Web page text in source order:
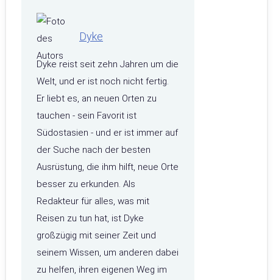
Dyke
Dyke reist seit zehn Jahren um die
Welt, und er ist noch nicht fertig.
Er liebt es, an neuen Orten zu
tauchen - sein Favorit ist
Südostasien - und er ist immer auf
der Suche nach der besten
Ausrüstung, die ihm hilft, neue Orte
besser zu erkunden. Als
Redakteur für alles, was mit
Reisen zu tun hat, ist Dyke
großzügig mit seiner Zeit und
seinem Wissen, um anderen dabei
zu helfen, ihren eigenen Weg im